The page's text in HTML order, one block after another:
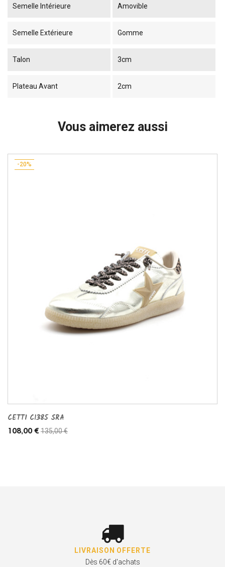
Semelle Intérieure Amovible
Semelle Extérieure Gomme
Talon 3cm
Plateau Avant 2cm
Vous aimerez aussi
-20%
CETTI C1385 SRA
108,00 € 135,00 €
LIVRAISON OFFERTE
Dès 60€ d'achats